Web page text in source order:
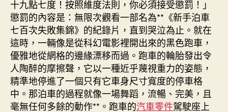
十九點七度！按照維度法則，你必須接受懲罰！」
懲罰的內容是：無限次觀看一部名為**《新手泊車
七百次失敗集錦》的紀錄片，直到哭泣為止。就在
這時，一輛像是從科幻電影裡開出來的黑色跑車，
優雅地從網格的邊緣漂移而過。跑車的輪胎發出令
人陶醉的摩擦聲，它以一種近乎蔑視重力的姿態，
精準地停進了一個只有它車身尺寸寬度的停車格
中。那泊車的過程就像一場舞蹈，流暢、完美，且
毫無任何多餘的動作**。跑車的汽車零件駕駛座上